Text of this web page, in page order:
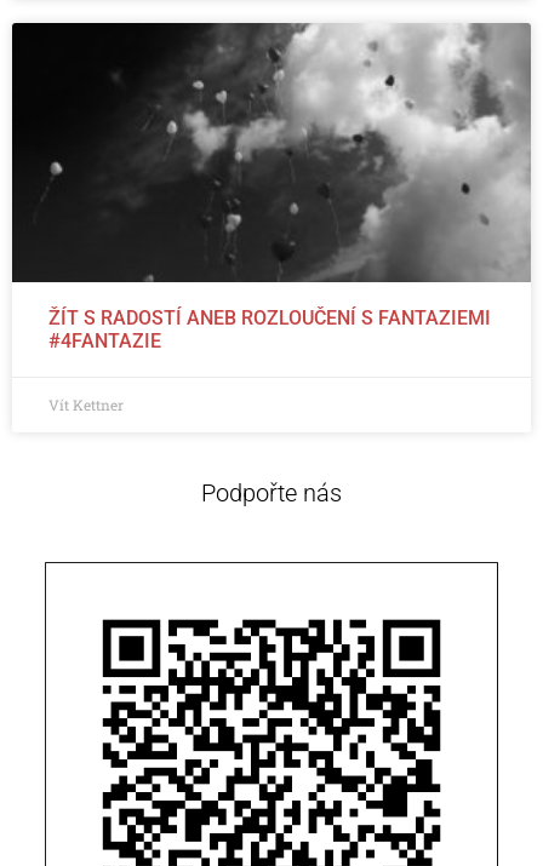
ŽÍT S RADOSTÍ ANEB ROZLOUČENÍ S FANTAZIEMI
#4FANTAZIE
Vít Kettner
Podpořte nás